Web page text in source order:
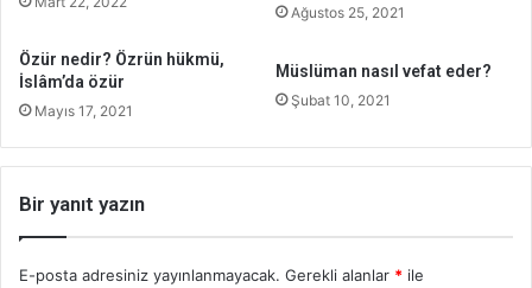
Ağustos 25, 2021
Özür nedir? Özrün hükmü,
İslâm’da özür
Mayıs 17, 2021
Müslüman nasıl vefat eder?
Şubat 10, 2021
Bir yanıt yazın
E-posta adresiniz yayınlanmayacak. Gerekli alanlar * ile